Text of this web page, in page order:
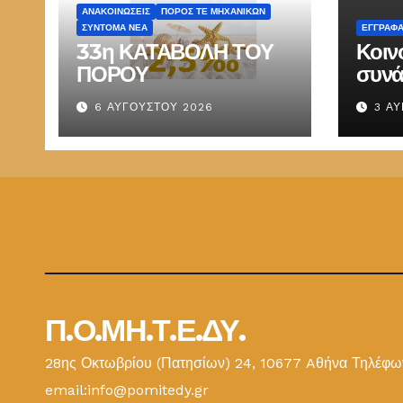
ΑΝΑΚΟΙΝΏΣΕΙΣ
ΠΌΡΟΣ ΤΕ ΜΗΧΑΝΙΚΏΝ
ΣΎΝΤΟΜΑ ΝΈΑ
33η ΚΑΤΑΒΟΛΗ ΤΟΥ
ΠΟΡΟΥ
6 ΑΥΓΟΎΣΤΟΥ 2026 3
Π.Ο.ΜΗ.Τ.Ε.ΔΥ.
28ης Οκτωβρίου (Πατησίων) 24, 10677 Aθήνα
email:info@pomitedy.gr